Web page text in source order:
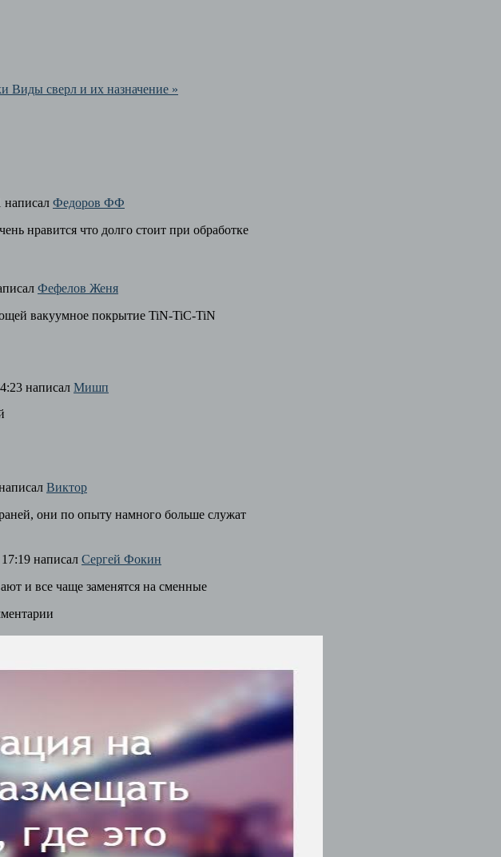
Виды сверл и их назначение »
написал Федоров ФФ
нравится что долго стоит при обработке
Фефелов Женя
вакуумное покрытие TiN-TiC-TiN
написал Мишп
Виктор
они по опыту намного больше служат
написал Сергей Фокин
и все чаще заменятся на сменные